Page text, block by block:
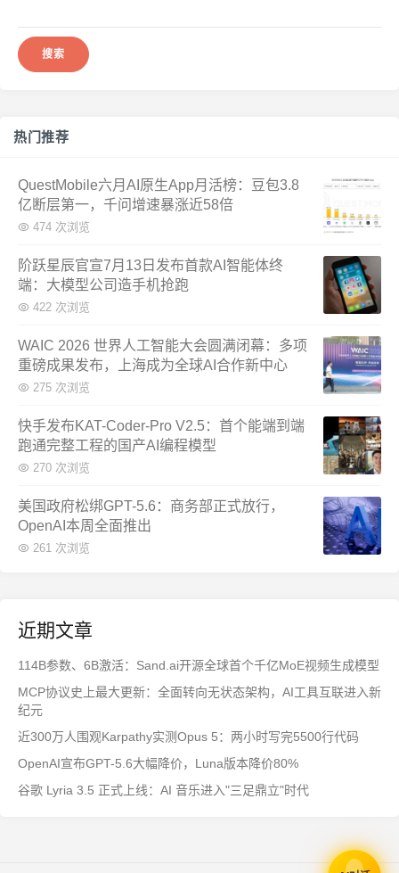
热门推荐
QuestMobile六月AI原生App月活榜：豆包3.8
亿断层第一，千问增速暴涨近58倍
474 次浏览
阶跃星辰官宣7月13日发布首款AI智能体终
端：大模型公司造手机抢跑
422 次浏览
WAIC 2026 世界人工智能大会圆满闭幕：多项
重磅成果发布，上海成为全球AI合作新中心
275 次浏览
快手发布KAT-Coder-Pro V2.5：首个能端到端
跑通完整工程的国产AI编程模型
270 次浏览
美国政府松绑GPT-5.6：商务部正式放行，
OpenAI本周全面推出
261 次浏览
近期文章
114B参数、6B激活：Sand.ai开源全球首个千亿MoE视频生成模型
MCP协议史上最大更新：全面转向无状态架构，AI工具互联进入新
纪元
近300万人围观Karpathy实测Opus 5：两小时写完5500行代码
OpenAI宣布GPT-5.6大幅降价，Luna版本降价80%
谷歌 Lyria 3.5 正式上线：AI 音乐进入"三足鼎立"时代